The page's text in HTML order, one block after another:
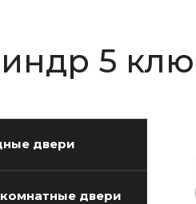
5
двери
двери